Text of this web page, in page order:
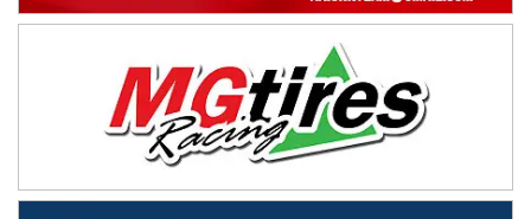
Rufino (Santa Fe)
Juan Navarro (Asfalto)
El Timbó (Tucumán)